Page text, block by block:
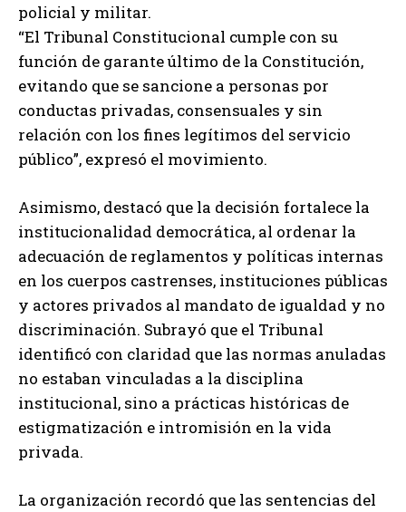
policial y militar.
“El Tribunal Constitucional cumple con su
función de garante último de la Constitución,
evitando que se sancione a personas por
conductas privadas, consensuales y sin
relación con los fines legítimos del servicio
público”, expresó el movimiento.
Asimismo, destacó que la decisión fortalece la
institucionalidad democrática, al ordenar la
adecuación de reglamentos y políticas internas
en los cuerpos castrenses, instituciones públicas
y actores privados al mandato de igualdad y no
discriminación. Subrayó que el Tribunal
identificó con claridad que las normas anuladas
no estaban vinculadas a la disciplina
institucional, sino a prácticas históricas de
estigmatización e intromisión en la vida
privada.
La organización recordó que las sentencias del